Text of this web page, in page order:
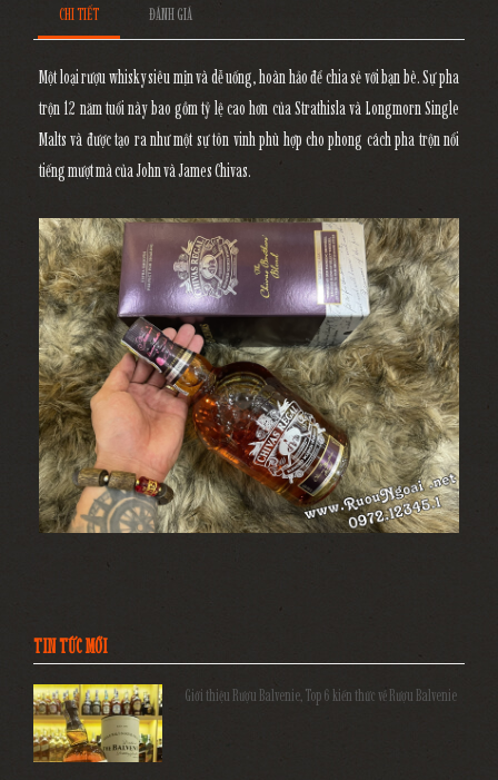
CHI TIẾT ĐÁNH GIÁ
Một loại rượu whisky siêu mịn và dễ uống, hoàn hảo để chia sẻ với bạn bè. Sự pha
trộn 12 năm tuổi này bao gồm tỷ lệ cao hơn của Strathisla và Longmorn Single
Malts và được tạo ra như một sự tôn vinh phù hợp cho phong cách pha trộn nổi
tiếng mượt mà của John và James Chivas.
TIN TỨC MỚI
Giới thiệu Rượu Balvenie, Top 6 kiến thức về Rượu Balvenie